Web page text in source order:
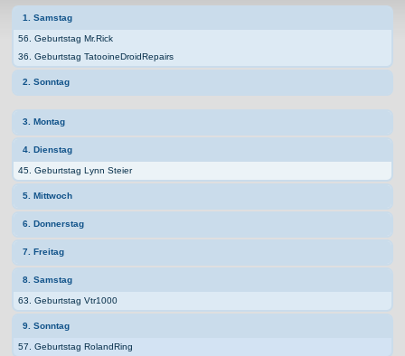
h
1. Samstag
56. Geburtstag Mr.Rick
36. Geburtstag TatooineDroidRepairs
2. Sonntag
3. Montag
4. Dienstag
45. Geburtstag Lynn Steier
5. Mittwoch
6. Donnerstag
7. Freitag
8. Samstag
63. Geburtstag Vtr1000
9. Sonntag
57. Geburtstag RolandRing